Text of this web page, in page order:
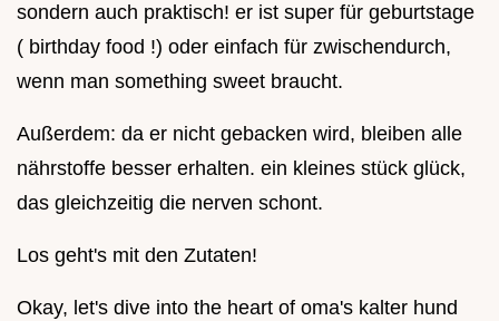
sondern auch praktisch! er ist super für geburtstage
( birthday food !) oder einfach für zwischendurch,
wenn man something sweet braucht.
Außerdem: da er nicht gebacken wird, bleiben alle
nährstoffe besser erhalten. ein kleines stück glück,
das gleichzeitig die nerven schont.
Los geht's mit den Zutaten!
Okay, let's dive into the heart of oma's kalter hund